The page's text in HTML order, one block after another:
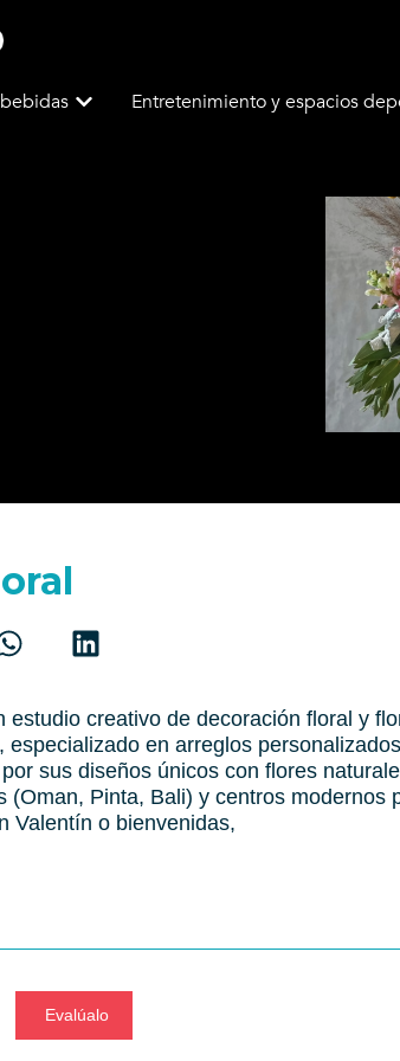
Entretenimiento y espacios
estudio creativo de decoración floral y
especializado en arreglos
por sus diseños únicos con flores
(Oman, Pinta, Bali) y centros modernos
Valentín o bienvenidas,
Evalúalo